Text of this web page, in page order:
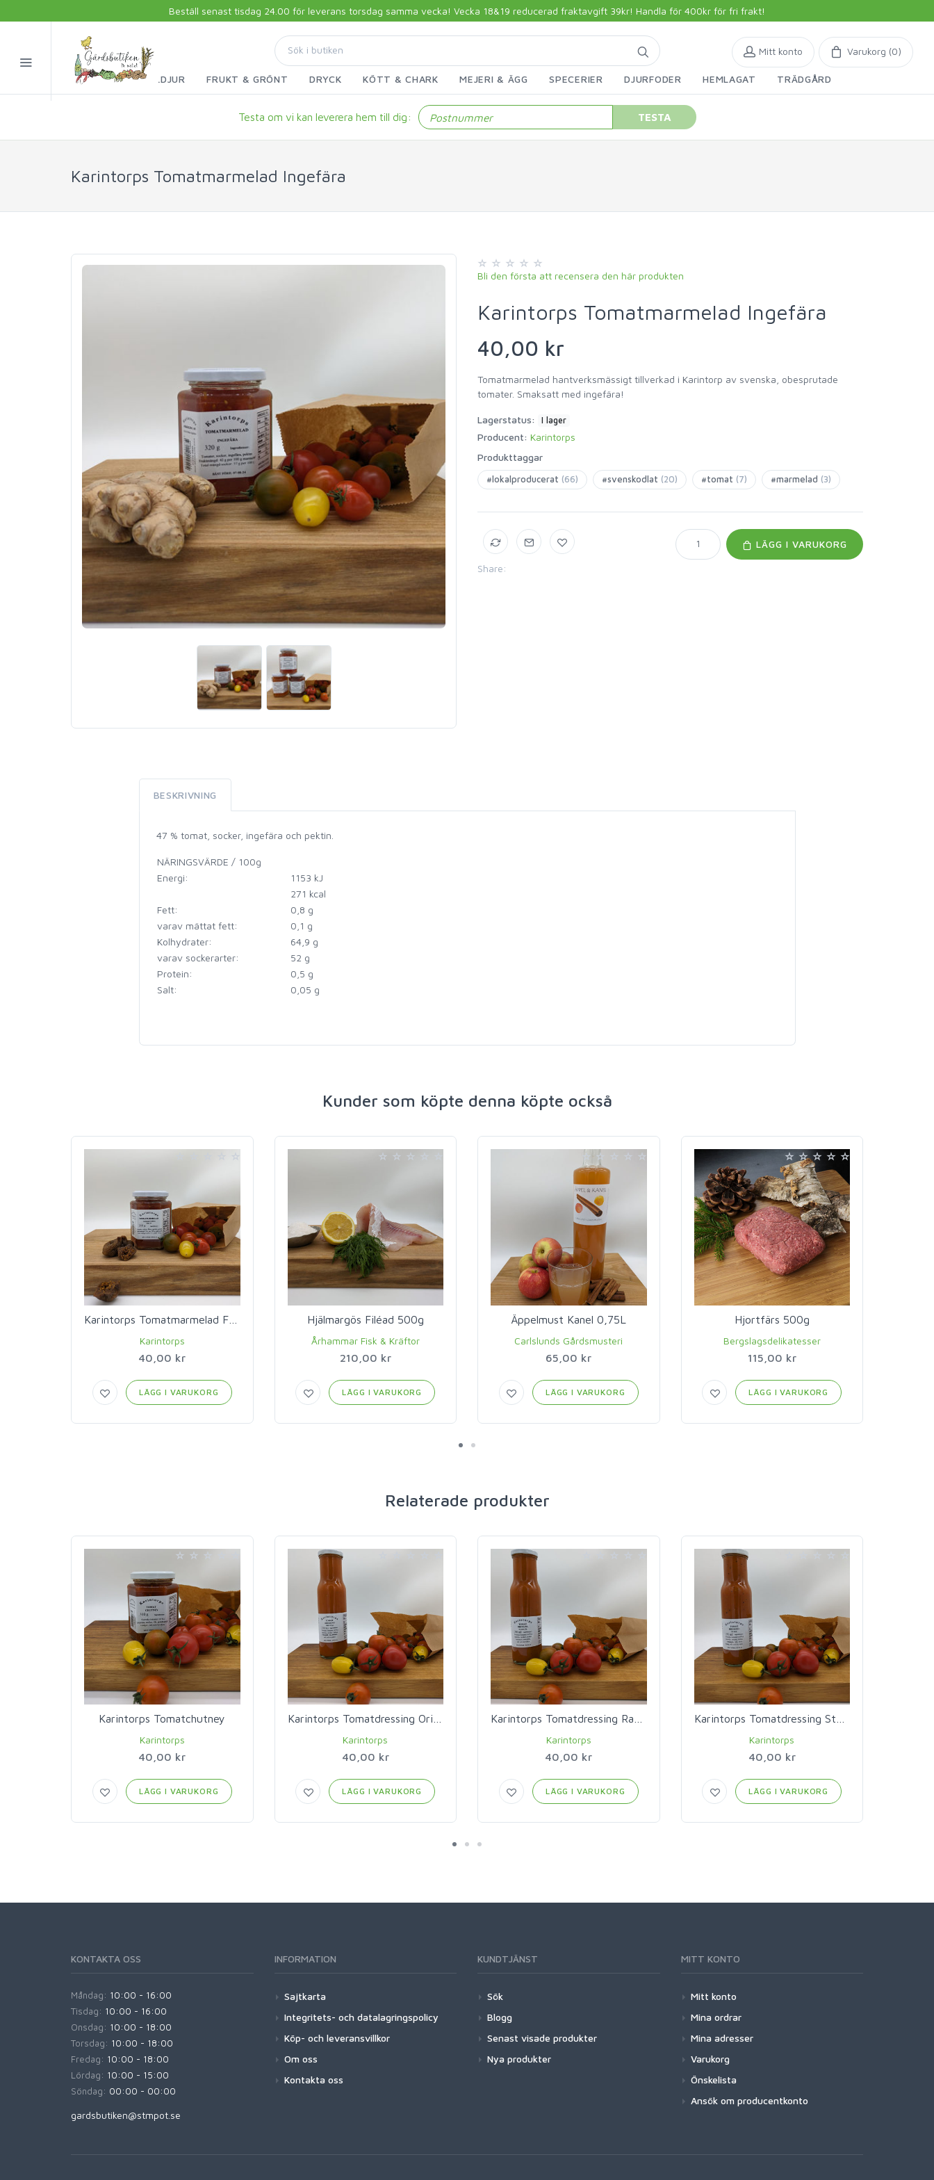
Beställ senast tisdag 24.00 för leverans torsdag samma vecka! Vecka 18&19 reducerad fraktavgift 39kr! Handla för 400kr för fri frakt!
FISK & SKALDJUR FRUKT & GRÖNT DRYCK KÖTT & CHARK MEJERI & ÄGG SPECERIER DJURFODER HEMLAGAT TRÄDGÅRD
Mitt konto Varukorg (0)
Testa om vi kan leverera hem till dig: TESTA
Karintorps Tomatmarmelad Ingefära
Bli den första att recensera den här produkten
Karintorps Tomatmarmelad Ingefära
40,00 kr
Tomatmarmelad hantverksmässigt tillverkad i Karintorp av svenska, obesprutade
tomater. Smaksatt med ingefära!
Lagerstatus: I lager
Producent: Karintorps
Produkttaggar
#lokalproducerat (66) #svenskodlat (20) #tomat (7) #marmelad (3)
Share:
LÄGG I VARUKORG
BESKRIVNING
47 % tomat, socker, ingefära och pektin.
NÄRINGSVÄRDE / 100g
Energi:
1153 kJ
271 kcal
Fett:
0,8 g
varav mättat fett:
0,1 g
Kolhydrater:
64,9 g
varav sockerarter:
52 g
Protein:
0,5 g
Salt:
0,05 g
Kunder som köpte denna köpte också
Karintorps
40,00 kr
LÄGG I VARUKORG
Hjälmargös Filéad 500g
Århammar Fisk & Kräftor
210,00 kr
LÄGG I VARUKORG
Äppelmust Kanel 0,75L
Carlslunds Gårdsmusteri
65,00 kr
LÄGG I VARUKORG
Hjortfärs 500g
Bergslagsdelikatesser
115,00 kr
LÄGG I VARUKORG
Relaterade produkter
Karintorps Tomatchutney
Karintorps
40,00 kr
LÄGG I VARUKORG
Karintorps
40,00 kr
LÄGG I VARUKORG
Karintorps
40,00 kr
LÄGG I VARUKORG
Karintorps
40,00 kr
LÄGG I VARUKORG
KONTAKTA OSS
Måndag: 10:00 - 16:00
Tisdag: 10:00 - 16:00
Onsdag: 10:00 - 18:00
Torsdag: 10:00 - 18:00
Fredag: 10:00 - 18:00
Lördag: 10:00 - 15:00
Söndag: 00:00 - 00:00
gardsbutiken@stmpot.se
INFORMATION
Sajtkarta
Integritets- och datalagringspolicy
Köp- och leveransvillkor
Om oss
Kontakta oss
KUNDTJÄNST
Sök
Blogg
Senast visade produkter
Nya produkter
MITT KONTO
Mitt konto
Mina ordrar
Mina adresser
Varukorg
Önskelista
Ansök om producentkonto